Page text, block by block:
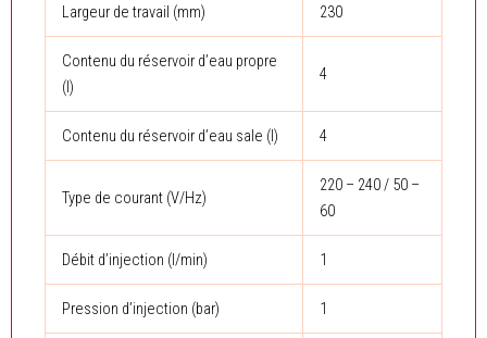
Largeur de travail (mm) 230
Contenu du réservoir d’eau propre
(l)
4
Contenu du réservoir d’eau sale (l) 4
Type de courant (V/Hz)
220 – 240 / 50 –
60
Débit d’injection (l/min) 1
Pression d’injection (bar) 1